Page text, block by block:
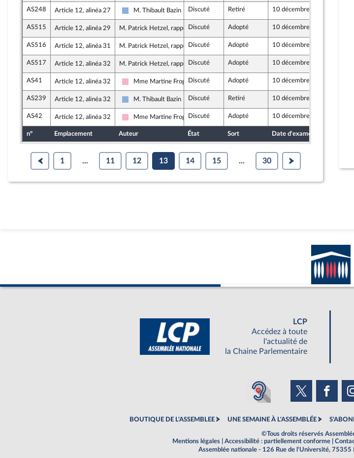
AS248 Article 12, alinéa 27
Droite Républicaine
M. Thibault Bazin Discuté Retiré 10 décembre 2025
AS515 Article 12, alinéa 29 M. Patrick Hetzel, rapporteur
Discuté Adopté 10 décembre 2025 8
AS516 Article 12, alinéa 31 M. Patrick Hetzel, rapporteur
Discuté Adopté 10 décembre 2025
AS517 Article 12, alinéa 32 M. Patrick Hetzel, rapporteur
Discuté Adopté 10 décembre 2025 8
AS41 Article 12, alinéa 32
Socialistes et apparentés
Mme Martine FrogerDiscuté Adopté 10 décembre 2025
AS239 Article 12, alinéa 32
Droite Républicaine
M. Thibault Bazin Discuté Retiré 10 décembre 2025 5
AS42 Article 12, alinéa 32
Socialistes et apparentés
Mme Martine FrogerDiscuté Adopté 10 décembre 2025
n° Emplacement Auteur État Sort Date d'examen
1 ... 11 12 13 14 15 ... 30
LCP
Accédez à toute
l'actualité de
la Chaine Parlementaire
BOUTIQUE DE L'ASSEMBLEE UNE SEMAINE À L'ASSEMBLÉE
©Tous droits réservés
Mentions légales
Accessibilité : partiellement conforme
Assemblée nationale - 126 Rue de l'Université,